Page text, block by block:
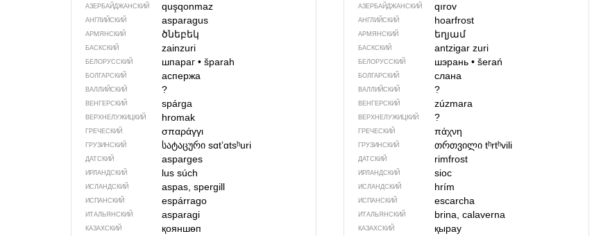
АЗЕРБАЙДЖАН­СКИЙ quşqonmaz
АНГЛИЙСКИЙ asparagus
АРМЯНСКИЙ ծնեբեկ
БАСКСКИЙ zainzuri
БЕЛОРУССКИЙ шпараг •šparah
БОЛГАРСКИЙ аспержа
ВАЛЛИЙСКИЙ ?
ВЕНГЕРСКИЙ spárga
ВЕРХНЕЛУЖИЦКИЙ hromak
ГРЕЧЕСКИЙ σπαράγγι
ГРУЗИНСКИЙ სატაცური sɑtʼɑtsʰuri
ДАТСКИЙ asparges
ИРЛАНДСКИЙ lus súch
ИСЛАНДСКИЙ aspas, spergill
ИСПАНСКИЙ espárrago
ИТАЛЬЯНСКИЙ asparagi
КАЗАХСКИЙ қояншөп
АЗЕРБАЙДЖАН­СКИЙ qırov
АНГЛИЙСКИЙ hoarfrost
АРМЯНСКИЙ եղյամ
БАСКСКИЙ antzigar zuri
БЕЛОРУССКИЙ шэрань • šerań
БОЛГАРСКИЙ слана
ВАЛЛИЙСКИЙ ?
ВЕНГЕРСКИЙ zúzmara
ВЕРХНЕЛУЖИЦКИЙ ?
ГРЕЧЕСКИЙ πάχνη
ГРУЗИНСКИЙ თრთვილი tʰrtʰvili
ДАТСКИЙ rimfrost
ИРЛАНДСКИЙ sioc
ИСЛАНДСКИЙ hrím
ИСПАНСКИЙ escarcha
ИТАЛЬЯНСКИЙ brina, calaverna
КАЗАХСКИЙ қырау